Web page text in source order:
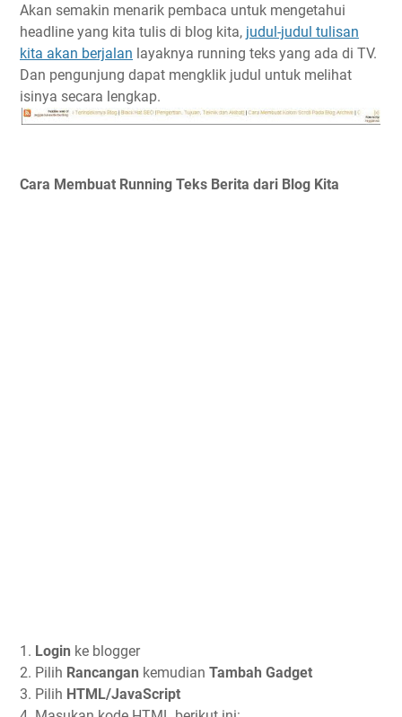
Akan semakin menarik pembaca untuk mengetahui
headline yang kita tulis di blog kita, judul-judul tulisan
kita akan berjalan layaknya running teks yang ada di TV.
Dan pengunjung dapat mengklik judul untuk melihat
isinya secara lengkap.
Cara Membuat Running Teks Berita dari Blog Kita
1. Login ke blogger
2. Pilih Rancangan kemudian Tambah Gadget
3. Pilih HTML/JavaScript